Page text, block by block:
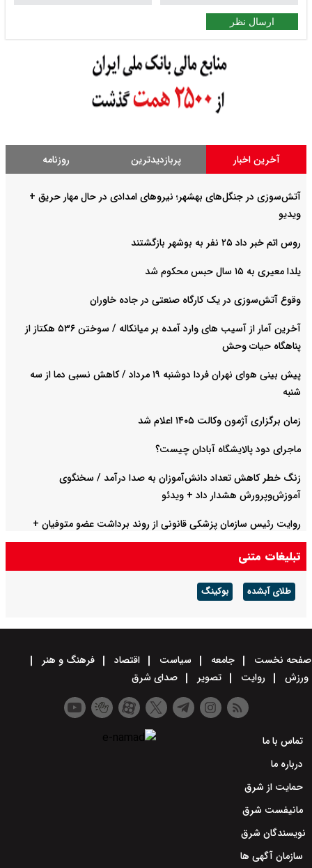
ارسال نظر
آخرین اخبار پربازدیدترین روزنامه
آتش‌سوزی در جنگل‌های بهشهر؛ نیرو‌های امدادی در حال مهار حریق +
ویدیو
روس اتم خبر داد ۲۵ نفر به بوشهر بازگشتند
یلدا معیری به ۱۵ سال حبس محکوم شد
وقوع آتش‌سوزی در یک کارگاه صنعتی در جاده خاوران
آخرین آمار از آسیب های وارد آمده بر میانکاله / سوختن ۵۳۶ هکتاز از
پناهگاه حیات وحش
پیش بینی هوای نهران فردا دوشنبه ۱۹ مرداد / کاهش نسبی دما از سه
شنبه
زمان برگزاری آژمون وکالت ۱۴۰۵ اعلام شد
ماجرای دود پالایشگاه آبادان چیست؟
زنگ خطر کاهش تعداد دانش‌آموزان به صدا درآمد / سخنگوی
آموزش‌وپرورش هشدار داد +‌ ویدئو
روایت رئیس سازمان پزشکی قانونی از روند برداشت عضو متوفیان +
ویدئو
تبلیغات متنی
طلای آبشده بوکینگ
صفحه نخست جامعه سیاست اقتصاد
فرهنگ و هنر
ورزش
روایت تصویر صدای شرق
تماس با ما
درباره ما
حمایت از شرق
مانیفست شرق
نویسندگان شرق
سازمان آگهی ها